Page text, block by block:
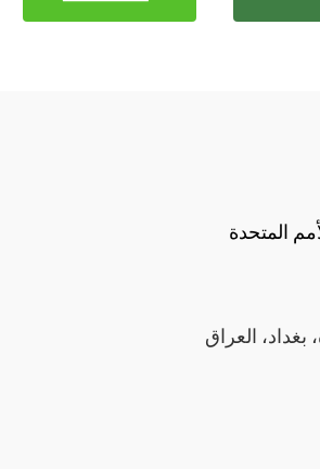
المتحدة
العراق